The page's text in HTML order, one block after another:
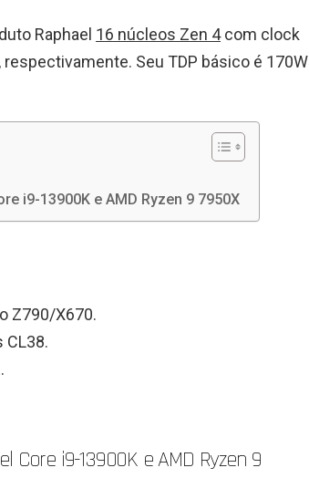
Raphael 16 núcleos Zen 4com clock
Seu TDP básico é 170W
i9-13900K e AMD Ryzen 9 7950X
Z790/X670.
CL38.
i9-13900K e AMD Ryzen 9